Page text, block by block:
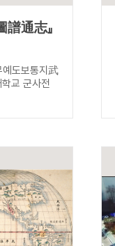
譜通志』
예도보통지武
교 군사전